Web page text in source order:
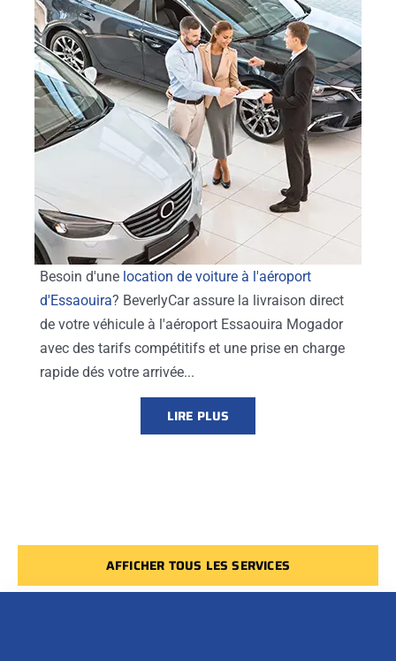
Besoin d'une location de voiture à l'aéroport
d'Essaouira? BeverlyCar assure la livraison direct
de votre véhicule à l'aéroport Essaouira Mogador
avec des tarifs compétitifs et une prise en charge
rapide dés votre arrivée...
LIRE PLUS
AFFICHER TOUS LES SERVICES